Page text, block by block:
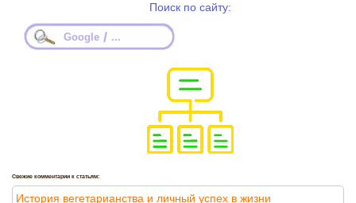
Поиск по сайту:
Google / ...
Свежие комментарии к статьям:
История вегетарианства и личный успех в жизни